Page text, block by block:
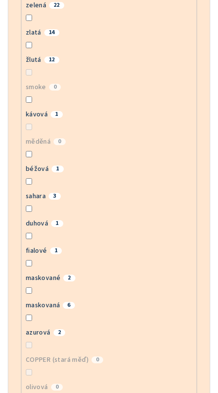
zelená 22
zlatá 14
žlutá 12
smoke 0
kávová 1
měděná 0
béžová 1
sahara 3
duhová 1
fialové 1
maskované 2
maskovaná 6
azurová 2
COPPER (stará měď) 0
olivová 0